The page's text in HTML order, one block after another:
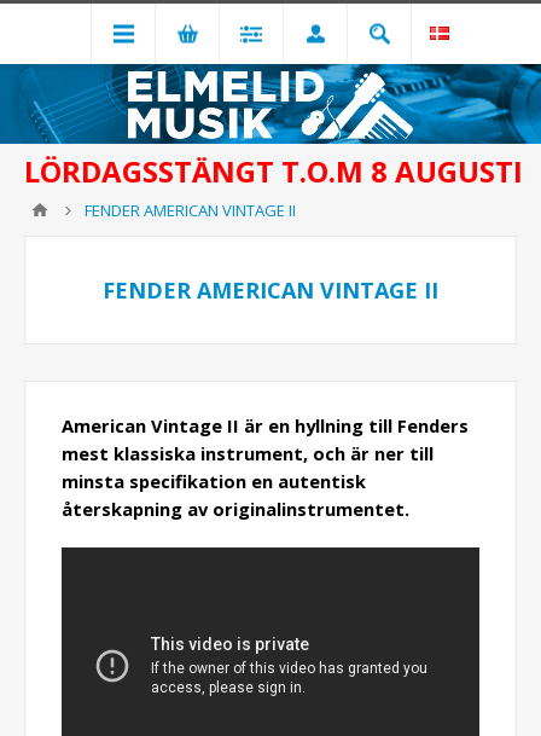
LÖRDAGSSTÄNGT T.O.M 8 AUGUSTI
FENDER AMERICAN VINTAGE II
FENDER AMERICAN VINTAGE II
American Vintage II är en hyllning till Fenders
mest klassiska instrument, och är ner till
minsta specifikation en autentisk
återskapning av originalinstrumentet.